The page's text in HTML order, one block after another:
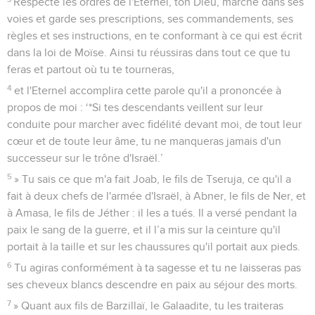
voies et garde ses prescriptions, ses commandements, ses
règles et ses instructions, en te conformant à ce qui est écrit
dans la loi de Moïse. Ainsi tu réussiras dans tout ce que tu
feras et partout où tu te tourneras,
4 et l'Eternel accomplira cette parole qu'il a prononcée à
propos de moi : ‘*Si tes descendants veillent sur leur
conduite pour marcher avec fidélité devant moi, de tout leur
cœur et de toute leur âme, tu ne manqueras jamais d'un
successeur sur le trône d'Israël.’
5 » Tu sais ce que m'a fait Joab, le fils de Tseruja, ce qu'il a
fait à deux chefs de l'armée d'Israël, à Abner, le fils de Ner, et
à Amasa, le fils de Jéther : il les a tués. Il a versé pendant la
paix le sang de la guerre, et il l’a mis sur la ceinture qu'il
portait à la taille et sur les chaussures qu'il portait aux pieds.
6 Tu agiras conformément à ta sagesse et tu ne laisseras pas
ses cheveux blancs descendre en paix au séjour des morts.
7 » Quant aux fils de Barzillaï, le Galaadite, tu les traiteras